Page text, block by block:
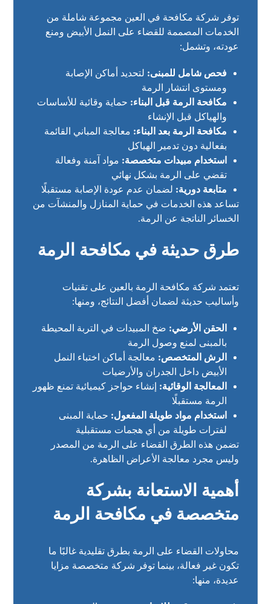
توفر شركة مكافحة في العين مجموعة شاملة من
الخدمات المصممة للقضاء على النمل الأبيض ومنع
عودته، وتشمل:
فحص شامل للمبنى: لتحديد أماكن الإصابة
ومستوى انتشار الرمة
مكافحة الرمة قبل البناء: حماية وقائية للأساسات
والهياكل قبل الإنشاء
مكافحة الرمة بعد البناء: معالجة المباني القائمة
بفعالية دون تدمير الهياكل
استخدام مبيدات متخصصة: مواد آمنة وفعالة
تقضي على الرمة بشكل نهائي
متابعة دورية: لضمان عدم عودة الإصابة مستقبلًا
تساعد هذه الخدمات في حماية المنازل والمنشآت من
الخسائر الناتجة عن الرمة.
طرق حديثة في مكافحة الرمة
تعتمد شركة مكافحة الرمة بالعين على تقنيات
وأساليب حديثة لضمان أفضل النتائج، ومنها:
الحقن الأرضي: ضخ المبيدات في التربة المحيطة
بالمبنى لمنع وصول الرمة
الرش المتخصص: معالجة أماكن اختباء النمل
الأبيض داخل الجدران والأرضيات
المعالجة الوقائية: إنشاء حواجز كيميائية تمنع ظهور
الرمة مستقبلًا
استخدام مواد طويلة المفعول: حماية المبنى
لفترات طويلة من أي هجمات مستقبلية
تضمن هذه الطرق القضاء على الرمة من المصدر
وليس مجرد معالجة الأعراض الظاهرة.
أهمية الاستعانة بشركة
متخصصة في مكافحة الرمة
محاولات القضاء على الرمة بطرق تقليدية غالبًا ما
تكون غير فعالة، بينما توفر شركة متخصصة مزايا
عديدة، منها: